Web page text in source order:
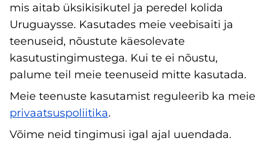
mis aitab üksikisikutel ja peredel kolida
Uruguaysse. Kasutades meie veebisaiti ja
teenuseid, nõustute käesolevate
kasutustingimustega. Kui te ei nõustu,
palume teil meie teenuseid mitte kasutada.
Meie teenuste kasutamist reguleerib ka meie
privaatsuspoliitika.
Võime neid tingimusi igal ajal uuendada.